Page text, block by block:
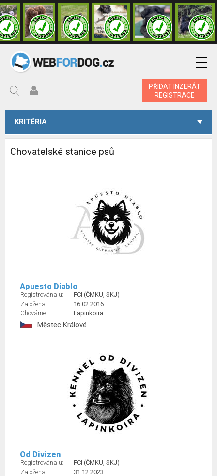
PŘIDAT INZERÁT
REGISTRACE
KRITÉRIA
Chovatelské stanice psů
Apuesto Diablo
Registrována u:
FCI (ČMKU, SKJ)
Založena:
16.02.2016
Chováme:
Lapinkoira
Městec Králové
Od Divizen
Registrována u:
FCI (ČMKU, SKJ)
Založena:
31.12.2023